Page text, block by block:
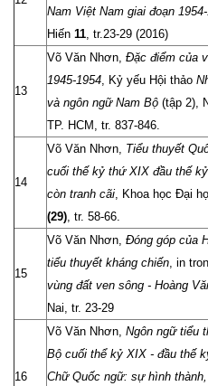
Nam Việt Nam giai đoạn
Hiến 11 , tr.23-29 (2016)
13
Võ Văn Nhơn, Đặc điểm của
1945-1954 , Kỷ yếu Hội thảo
và ngôn ngữ Nam Bộ (tập 2),
TP. HCM, tr. 837-846.
14
Võ Văn Nhơn, Tiểu thuyết
cuối thế kỷ thứ XIX đầu thế
còn tranh cãi , Khoa học Đại
(29) , tr. 58-66.
15
Võ Văn Nhơn, Đóng góp của
tiểu thuyết kháng chiến , in
vùng đất ven sông - Hoàng
Nai, tr. 23-29
16
Võ Văn Nhơn, Ngôn ngữ tiểu
Bộ cuối thể kỷ XIX - đầu thế
Chữ Quốc ngữ: sự hình